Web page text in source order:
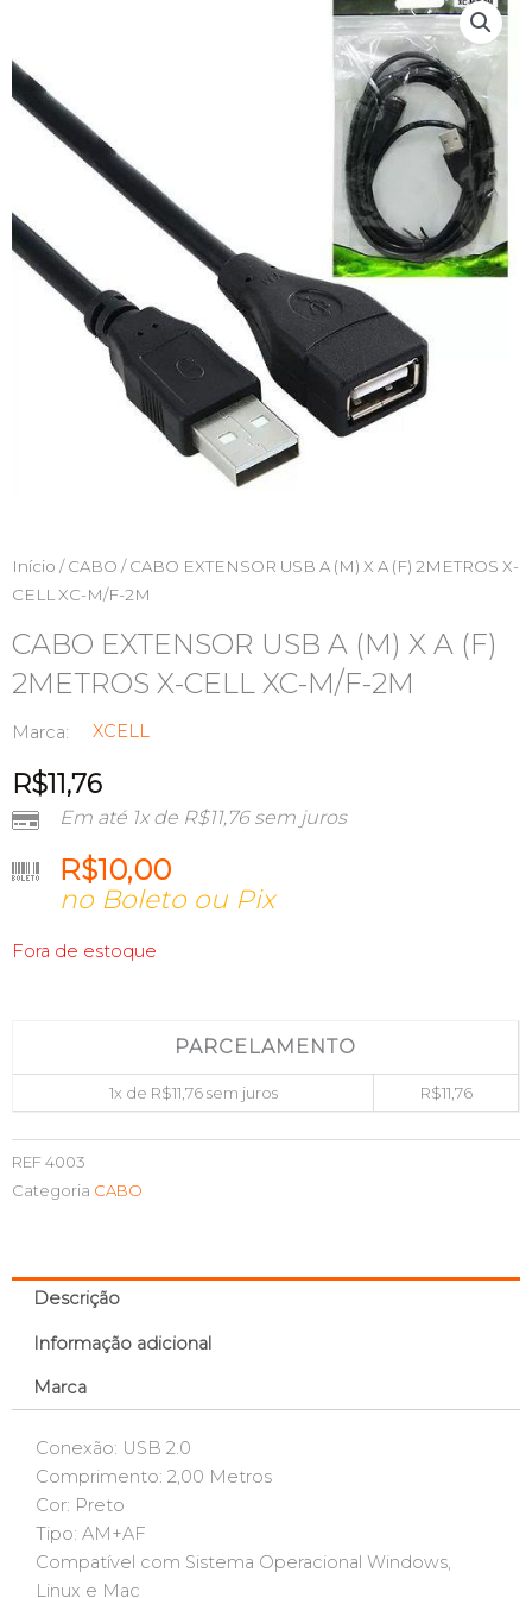
Início /CABO / CABO EXTENSOR USB A (M) X A (F) 2METROS X-
CELL XC-M/F-2M
CABO EXTENSOR USB A (M) X A (F)
2METROS X-CELL XC-M/F-2M
Marca: XCELL
R$11,76
Em até 1x de R$11,76sem juros
R$10,00
no Boleto ou Pix
Fora de estoque
PARCELAMENTO
1x de R$11,76sem juros R$11,76
REF4003
Categoria CABO
Descrição
Informação adicional
Marca
Conexão: USB 2.0
Comprimento: 2,00 Metros
Cor: Preto
Tipo: AM+AF
Compatível com Sistema Operacional Windows,
Linux e Mac